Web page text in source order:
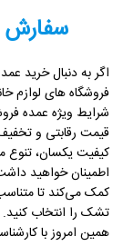
اگر به دنبال خرید
فروشگاه های لوازم
شرایط ویژه عمده‌
قیمت رقابتی و
کیفیت یکسان، تنوع
اطمینان خواهید
کمک می‌کند تا متناسب
تشک را انتخاب
همین امروز با